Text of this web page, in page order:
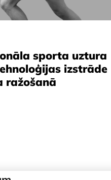
sporta uztura
izstrāde
ražošanā